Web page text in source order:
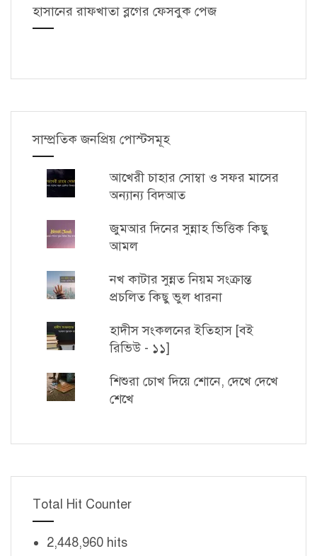
হাসানের রাফখাতা ব্লগের ফেসবুক পেজ
সাম্প্রতিক জনপ্রিয় পোস্টসমূহ
আখেরী চাহার সোম্বা ও সফর মাসের
অন্যান্য বিদআত
জুমআর দিনের সুন্নাহ ভিত্তিক কিছু
আমল
নখ কাটার সুন্নত নিয়ম সংক্রান্ত
প্রচলিত কিছু ভুল ধারনা
হাদীস সংকলনের ইতিহাস [বই
রিভিউ - ১১]
শিশুরা চোখ দিয়ে শোনে, দেখে দেখে
শেখে
Total Hit Counter
2,448,960 hits